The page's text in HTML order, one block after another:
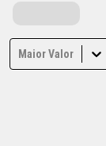
Maior Valor